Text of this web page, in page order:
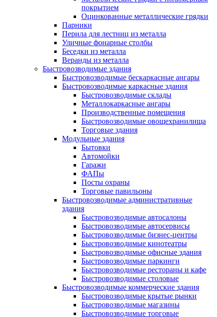
покрытием
Оцинкованные металлические грядки
Парники
Перила для лестниц из металла
Уличные фонарные столбы
Беседки из металла
Веранды из металла
Быстровозводимые здания
Быстровозводимые бескаркасные ангары
Быстровозводимые каркасные здания
Быстровозводимые склады
Металлокаркасные ангары
Производственные помещения
Быстровозводимые овощехранилища
Торговые здания
Модульные здания
Бытовки
Автомойки
Гаражи
ФАПы
Посты охраны
Торговые павильоны
Быстровозводимые административные
здания
Быстровозводимые автосалоны
Быстровозводимые автосервисы
Быстровозводимые бизнес-центры
Быстровозводимые кинотеатры
Быстровозводимые офисные здания
Быстровозводимые паркинги
Быстровозводимые рестораны и кафе
Быстровозводимые столовые
Быстровозводимые коммерческие здания
Быстровозводимые крытые рынки
Быстровозводимые магазины
Быстровозводимые торговые